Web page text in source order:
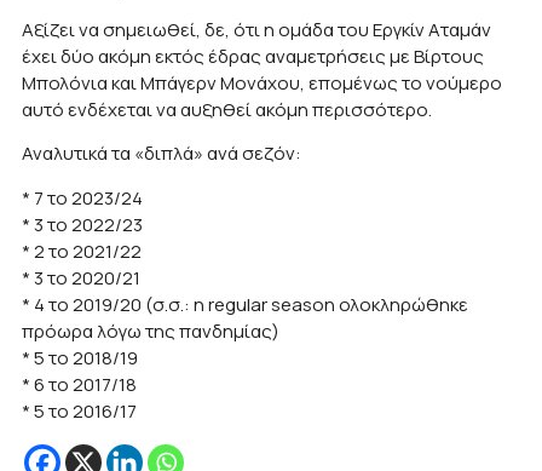
Αξίζει να σημειωθεί, δε, ότι η ομάδα του Εργκίν Αταμάν
έχει δύο ακόμη εκτός έδρας αναμετρήσεις με Βίρτους
Μπολόνια και Μπάγερν Μονάχου, επομένως το νούμερο
αυτό ενδέχεται να αυξηθεί ακόμη περισσότερο.
Αναλυτικά τα «διπλά» ανά σεζόν:
* 7 το 2023/24
* 3 το 2022/23
* 2 το 2021/22
* 3 το 2020/21
* 4 το 2019/20 (σ.σ.: η regular season ολοκληρώθηκε
πρόωρα λόγω της πανδημίας)
* 5 το 2018/19
* 6 το 2017/18
* 5 το 2016/17